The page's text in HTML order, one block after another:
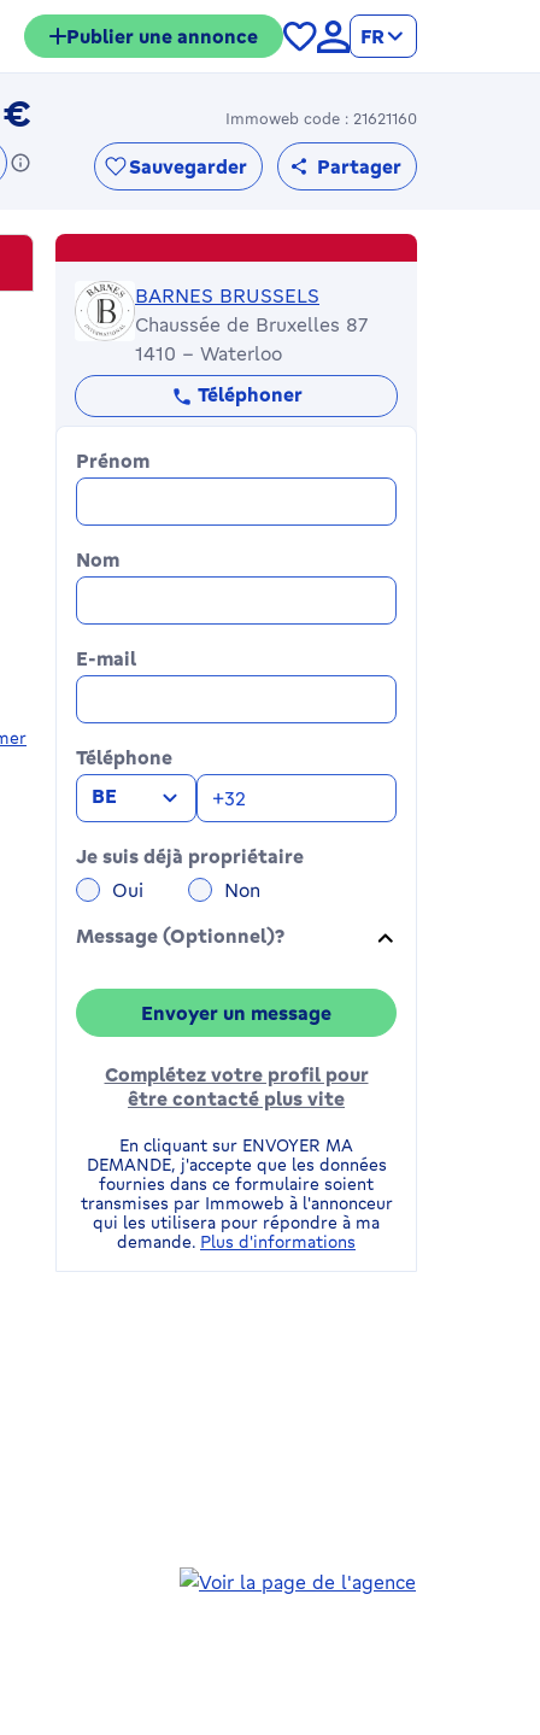
Publier une annonce FR
€1990000€ Immoweb code : 21621160
Sauvegarder Partager
BARNES BRUSSELS
BARNES BRUSSELS
Chaussée de Bruxelles 87
1410 - Waterloo
Téléphoner
Prénom
Nom
E-mail
Téléphone
BE
Je suis déjà propriétaire
Oui
Non
Message (Optionnel)?
Envoyer un message
Complétez votre profil pour
être contacté plus vite
En cliquant sur ENVOYER MA
DEMANDE, j'accepte que les données
fournies dans ce formulaire soient
transmises par Immoweb à l'annonceur
qui les utilisera pour répondre à ma
demande. Plus d'informations